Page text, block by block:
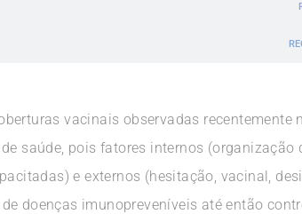
vacinais observadas
saúde, pois fatores internos
e externos (hesitação, vacinal,
doenças imunopreveníveis até então